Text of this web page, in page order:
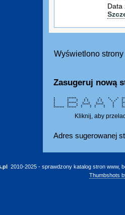
Data
Wyświetlono
Zasugeruj nową
* ****** * * * *
* * * * * * * * *
* * * * * * * * *
* ****** * * * * *
* * * ***** *****
* * * * * * * *
******* ****** * * * * *
Kliknij, aby
Adres sugerowanej
 2010-2025 - sprawdzony katalog stron www,
Thumbshots